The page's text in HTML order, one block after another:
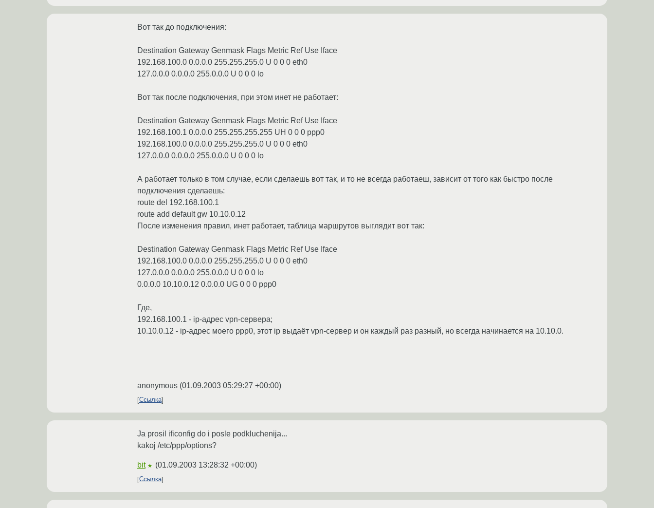
Вот так до подключения:
Destination Gateway Genmask Flags Metric Ref Use Iface
192.168.100.0 0.0.0.0 255.255.255.0 U 0 0 0 eth0
127.0.0.0 0.0.0.0 255.0.0.0 U 0 0 0 lo
Вот так после подключения, при этом инет не работает:
Destination Gateway Genmask Flags Metric Ref Use Iface
192.168.100.1 0.0.0.0 255.255.255.255 UH 0 0 0 ppp0
192.168.100.0 0.0.0.0 255.255.255.0 U 0 0 0 eth0
127.0.0.0 0.0.0.0 255.0.0.0 U 0 0 0 lo
А работает только в том случае, если сделаешь вот так, и то не всегда работаеш, зависит от того как быстро после
подключения сделаешь:
route del 192.168.100.1
route add default gw 10.10.0.12
После изменения правил, инет работает, таблица маршрутов выглядит вот так:
Destination Gateway Genmask Flags Metric Ref Use Iface
192.168.100.0 0.0.0.0 255.255.255.0 U 0 0 0 eth0
127.0.0.0 0.0.0.0 255.0.0.0 U 0 0 0 lo
0.0.0.0 10.10.0.12 0.0.0.0 UG 0 0 0 ppp0
Где,
192.168.100.1 - ip-адрес vpn-сервера;
10.10.0.12 - ip-адрес моего ppp0, этот ip выдаёт vpn-сервер и он каждый раз разный, но всегда начинается на 10.10.0.
anonymous (01.09.2003 05:29:27 +00:00)
Ссылка
Ja prosil ificonfig do i posle podkluchenija...
kakoj /etc/ppp/options?
bit ★ (01.09.2003 13:28:32 +00:00)
Ссылка